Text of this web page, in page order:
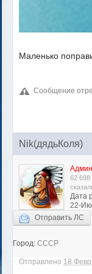
Маленько
Сообщение
Nik(дядьКоля)
62
Дата
22-
Отправить ЛС
Город: СССР
Отправлено 18